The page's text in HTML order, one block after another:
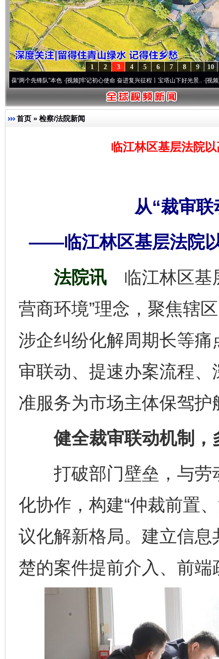
10
9
8
7
6
5
4
3
2
1
队”本色·[视频]牢记初心使命 奋进复兴征程丨宝塔山下好光景..·[视频]因党而生 为
首页 » 检察/法院新闻
临江林区基层法院
从“裁审
——临江林区基层法院
法院讯 临江林区基
营商环境”理念，聚焦辖
涉企纠纷化解周期长等
审联动、提速办案流程
准服务为市场主体保驾护
健全裁审联动机制，
打破部门壁垒，与劳
化协作，构建“仲裁前置
议化解新格局。建立信
楚的案件提前介入、前端